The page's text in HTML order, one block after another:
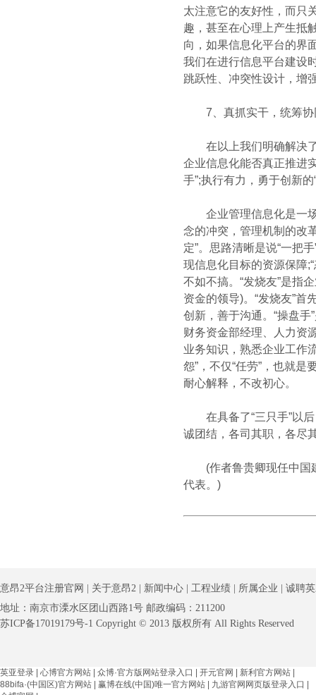
太注意它的友好性，而只
趣，甚至在心理上产生抵
向，如果信息化平台的界
我们在进行信息平台建设
跳跃性、冲突性设计，增
7、真抓实干，统筹协
在以上我们明确解决了
企业信息化能否真正推进
手”;执行有力，勇于创新
企业管理信息化是一场
念的冲突，管理机制的改
定”。思路清晰是说“一把
现信息化目标的资源保障
不如不搞。“发烧友”是指
资金的领导)。“发烧友”
创新，善于沟通。“操盘
财务资金部经理、人力资
业务知识，熟悉企业工作
怨”，不仅“任劳”，也就
耐心解释，不改初心。
在具备了“三只手”以后
诚团结，各司其职，各尽
(作者鲁贵卿现任中国建
代表。)
意昂2平台注册官网 关于意昂2 新闻中心 工程业绩 所属企业
诚聘
地址：南京市溧水区团山西路1号 邮政编码：211200
苏ICP备17019179号-1 Copyright © 2013 版权所有 All Rights Reserved
英亚登录 心博官方网站 众博·官方版网站登录入口 开元官网 新利官方网站
88bifa·(中国区)官方网站
赢博在线(中国)唯一官方网站 九游官网网页版登录入口